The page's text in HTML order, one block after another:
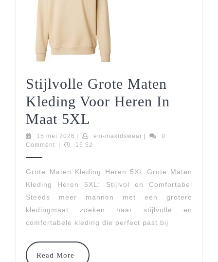
Stijlvolle Grote Maten
Kleding Voor Heren In
Maat 5XL
Grote
Kleding
Voor
Heren
In
15 mei 2026 15
mei
em-makidswearem-
0
Comment
15:52
Grote Maten Kleding Heren 5XL Grote Maten
Kleding Heren 5XL: Stijlvol en Comfortabel
Steeds meer mannen met een grotere
kledingmaat zoeken naar stijlvolle en
comfortabele kleding die perfect past bij
Read More
Read